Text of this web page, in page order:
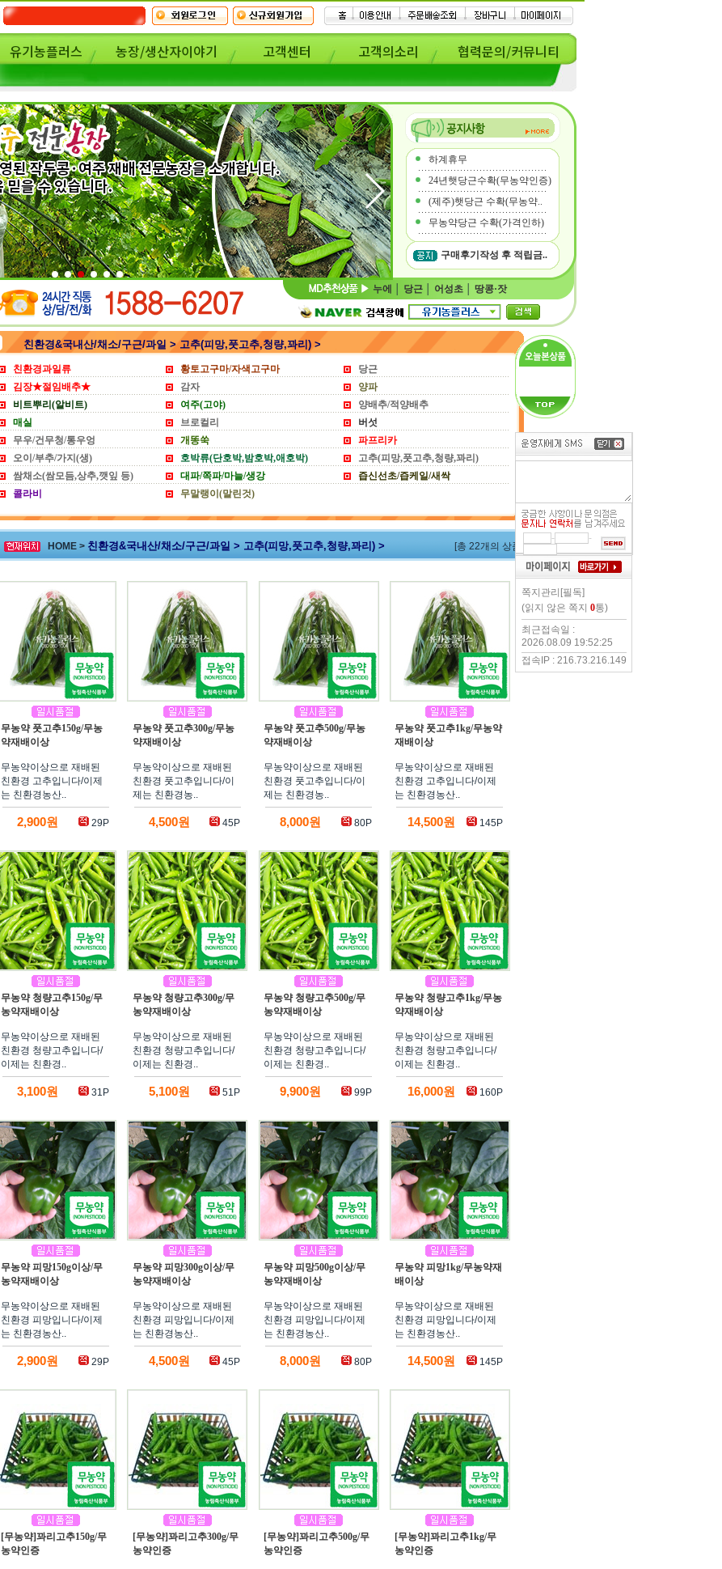
유기농플러스 농장/생산자이야기 고객센터 고객의소리 협력문의/커뮤니티
하계휴무
24년햇당근수확(무농약인증)
(제주)햇당근 수확(무농약..
무농약당근 수확(가격인하)
구매후기작성 후 적립금..
누에 당근 어성초 땅콩·잣
친환경&국내산/채소/구근/과일 > 고추(피망,풋고추,청량,꽈리) >
친환경과일류 황토고구마/자색고구마
당근
김장★절임배추★
감자
양파
비트뿌리(알비트)
여주(고야)
양배추/적양배추
매실
브로컬리
버섯
무우/건무청/통우엉
개똥쑥
파프리카
오이/부추/가지(생)
호박류(단호박,밤호박,애호박)
고추(피망,풋고추,청량,꽈리)
쌈채소(쌈모듬,상추,깻잎 등)
대파/쪽파/마늘/생강
즙신선초/즙케일/새싹
콜라비
무말랭이(말린것)
HOME > 친환경&국내산/채소/구근/과일 > 고추(피망,풋고추,청량,꽈리) > [총 22개의 상품]
무농약 풋고추150g/무농
약재배이상
무농약이상으로 재배된
친환경 고추입니다/이제
는 친환경농산..
2,900원 29P
무농약 풋고추300g/무농
약재배이상
무농약이상으로 재배된
친환경 풋고추입니다/이
제는 친환경농..
4,500원 45P
무농약 풋고추500g/무농
약재배이상
무농약이상으로 재배된
친환경 풋고추입니다/이
제는 친환경농..
8,000원 80P
무농약 풋고추1kg/무농약
재배이상
무농약이상으로 재배된
친환경 고추입니다/이제
는 친환경농산..
14,500원 145P
무농약 청량고추150g/무
농약재배이상
무농약이상으로 재배된
친환경 청량고추입니다/
이제는 친환경..
3,100원 31P
무농약 청량고추300g/무
농약재배이상
무농약이상으로 재배된
친환경 청량고추입니다/
이제는 친환경..
5,100원 51P
무농약 청량고추500g/무
농약재배이상
무농약이상으로 재배된
친환경 청량고추입니다/
이제는 친환경..
9,900원 99P
무농약 청량고추1kg/무농
약재배이상
무농약이상으로 재배된
친환경 청량고추입니다/
이제는 친환경..
16,000원 160P
무농약 피망150g이상/무
농약재배이상
무농약이상으로 재배된
친환경 피망입니다/이제
는 친환경농산..
2,900원 29P
무농약 피망300g이상/무
농약재배이상
무농약이상으로 재배된
친환경 피망입니다/이제
는 친환경농산..
4,500원 45P
무농약 피망500g이상/무
농약재배이상
무농약이상으로 재배된
친환경 피망입니다/이제
는 친환경농산..
8,000원 80P
무농약 피망1kg/무농약재
배이상
무농약이상으로 재배된
친환경 피망입니다/이제
는 친환경농산..
14,500원 145P
[무농약]꽈리고추150g/무
농약인증
[무농약]꽈리고추300g/무
농약인증
[무농약]꽈리고추500g/무
농약인증
[무농약]꽈리고추1kg/무
농약인증
- -
쪽지관리[필독]
(읽지 않은 쪽지 0통)
최근접속일 :
2026.08.09 19:52:25
접속IP : 216.73.216.149